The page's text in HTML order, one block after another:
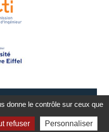
du site
donne le contrôle sur ceux que
refuser Personnaliser